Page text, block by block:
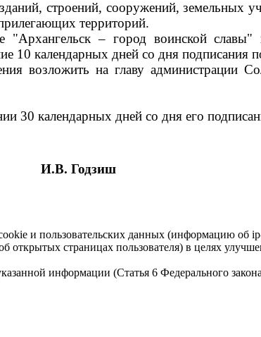
строений, сооружений, земельных
территорий.
"Архангельск – город воинской
10 календарных дней со дня подписания
возложить на главу администрации
30 календарных дней со дня его
И.В. Годзиш
и пользовательских данных (информацию об
открытых страницах пользователя) в целях
информации (Статья 6 Федерального